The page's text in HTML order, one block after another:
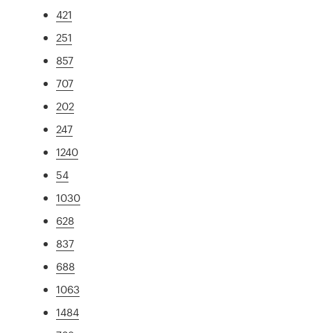
421
251
857
707
202
247
1240
54
1030
628
837
688
1063
1484